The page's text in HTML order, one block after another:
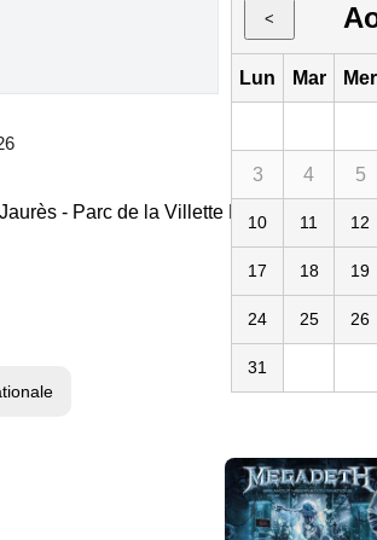
- Parc de la Villette Paris 75019 75
<
Lun Mar Mer
3 4 5
10 11 12
17 18 19
24 25 26
31